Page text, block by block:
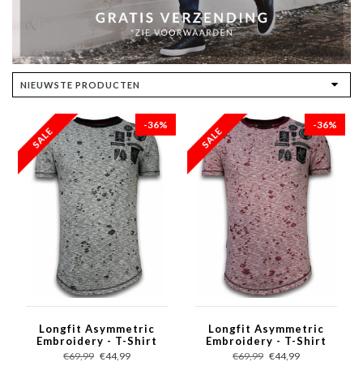
-36%
Longfit Asymmetric
Embroidery - T-Shirt
Patches - Guerrilla -
€69,99 €44,99
-36%
Longfit Asymmetric
Embroidery - T-Shirt
Patches - Guerrilla -
€69,99 €44,99